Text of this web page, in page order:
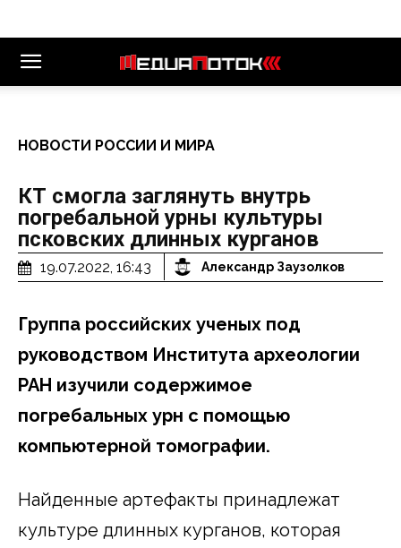
НОВОСТИ РОССИИ И МИРА
КТ смогла заглянуть внутрь
погребальной урны культуры
псковских длинных курганов
19.07.2022, 16:43 Александр Заузолков
Группа российских ученых под
руководством Института археологии
РАН изучили содержимое
погребальных урн с помощью
компьютерной томографии.
Найденные артефакты принадлежат
культуре длинных курганов, которая